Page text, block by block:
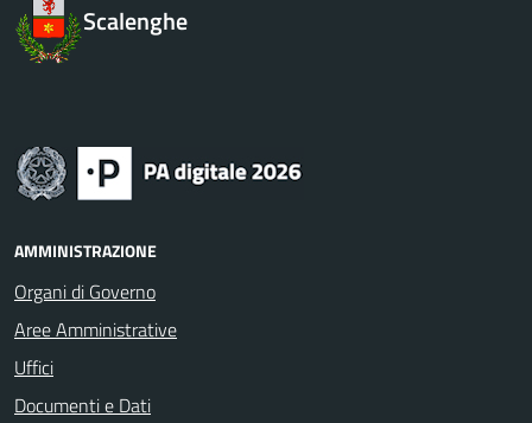
Scalenghe
AMMINISTRAZIONE
Organi di Governo
Aree Amministrative
Uffici
Documenti e Dati